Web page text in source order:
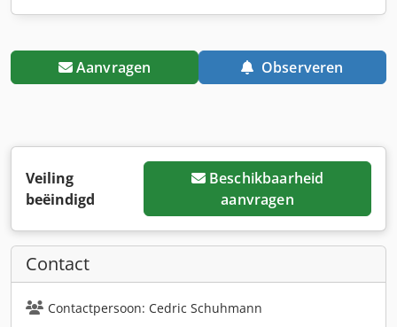
Aanvragen Observeren
Veiling
beëindigd
Beschikbaarheid
aanvragen
Contact
Contactpersoon: Cedric Schuhmann